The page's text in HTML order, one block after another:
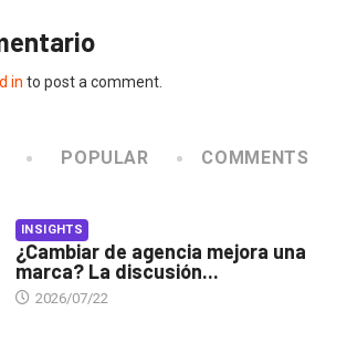
in to post a comment.
POPULAR COMMENTS
INSIGHTS
¿Cambiar de agencia mejora una
marca? La discusión...
2026/07/22